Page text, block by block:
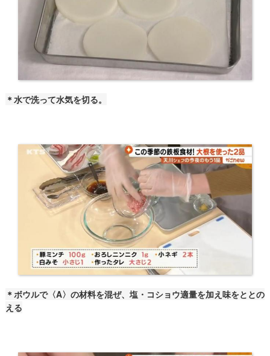
＊水で洗って水気を切る。
＊ボウルで〈A〉の材料を混ぜ、塩・コショウ適量を加え味をととの
える